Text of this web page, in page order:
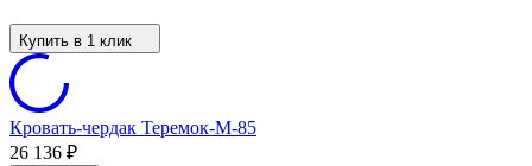
Купить в 1 клик
Кровать-чердак Теремок-М-85
26 136 ₽